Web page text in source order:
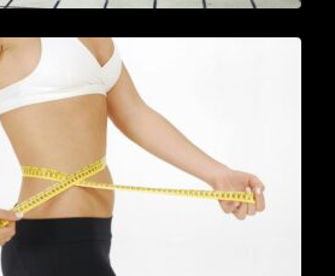
Wegovy® generează o scădere
de până la 22,6% la femei în
menopauzei și reduce la jumătate
migrene